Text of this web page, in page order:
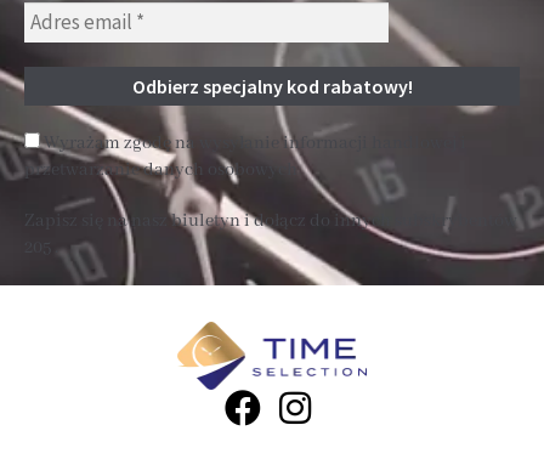
Wyrażam zgodę na wysyłanie informacji handlowej i
przetwarzanie danych osobowych
Zapisz się na nasz biuletyn i dołącz do innych subskrybentów